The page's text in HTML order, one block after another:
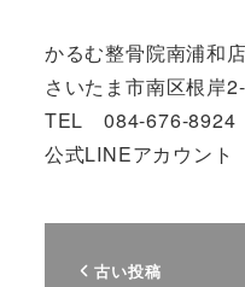
かるむ整骨院南浦和店
さいたま市南区根岸
TEL 084-676-8924
公式LINEアカウント
古い投稿